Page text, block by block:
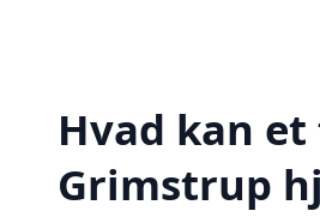
Hvad kan
Grimstrup